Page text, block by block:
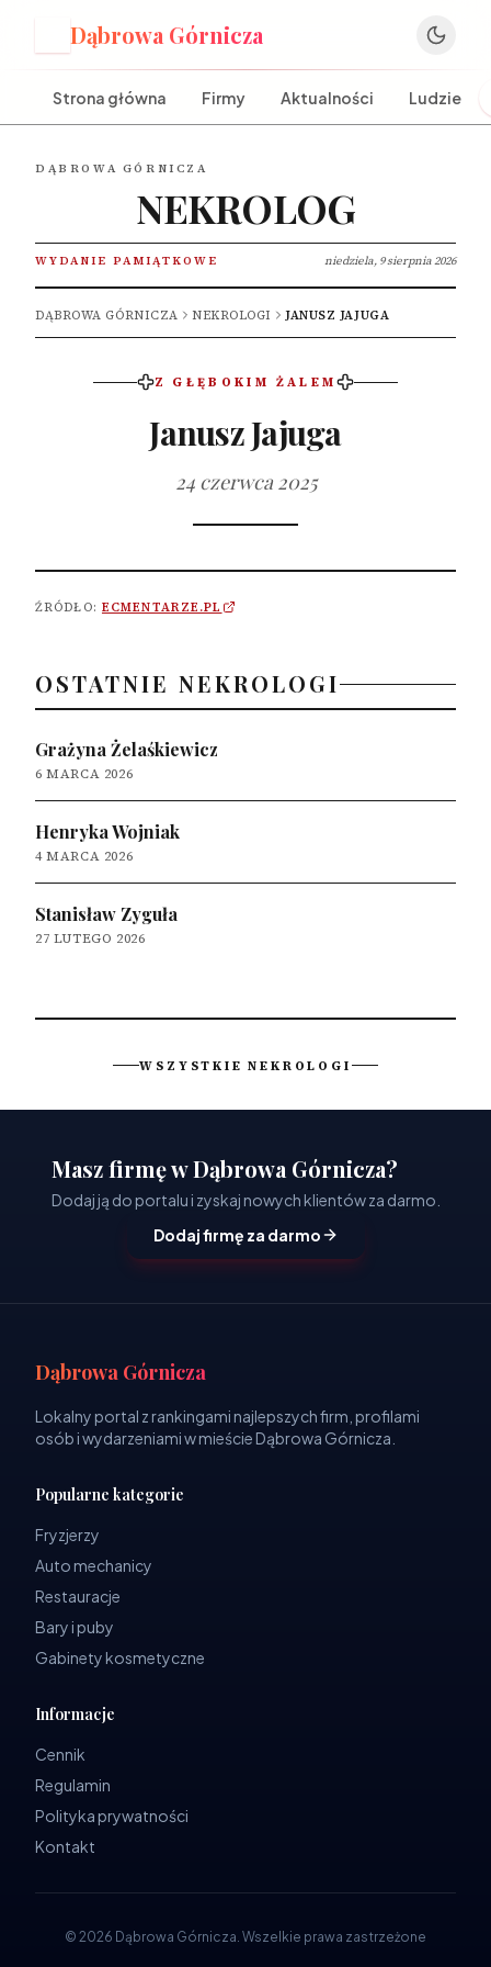
Dąbrowa Górnicza
Strona główna Firmy Aktualności Ludzie
DĄBROWA GÓRNICZA
NEKROLOG
WYDANIE PAMIĄTKOWE niedziela, 9 sierpnia 2026
DĄBROWA GÓRNICZA NEKROLOGI JANUSZ JAJUGA
Z GŁĘBOKIM ŻALEM
Janusz Jajuga
24 czerwca 2025
ŹRÓDŁO: ECMENTARZE.PL
OSTATNIE NEKROLOGI
Grażyna Żelaśkiewicz
6 MARCA 2026
Henryka Wojniak
4 MARCA 2026
Stanisław Zyguła
27 LUTEGO 2026
WSZYSTKIE NEKROLOGI
Masz firmę w Dąbrowa Górnicza?
Dodaj ją do portalu i zyskaj nowych klientów za darmo.
Dodaj firmę za darmo
Dąbrowa Górnicza
Lokalny portal z rankingami najlepszych firm, profilami
osób i wydarzeniami w mieście Dąbrowa Górnicza.
Popularne kategorie
Fryzjerzy
Auto mechanicy
Restauracje
Bary i puby
Gabinety kosmetyczne
Informacje
Cennik
Regulamin
Polityka prywatności
Kontakt
© 2026 Dąbrowa Górnicza. Wszelkie prawa zastrzeżone